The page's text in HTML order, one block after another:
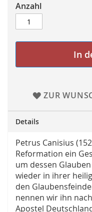
Anzahl
In
ZUR
Details
Petrus Canisius
Reformation ein
um dessen
wieder in ihrer
den
nennen wir ihn
Apostel